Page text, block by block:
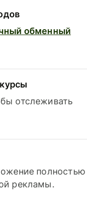
обменный
отслеживать
полностью
рекламы.